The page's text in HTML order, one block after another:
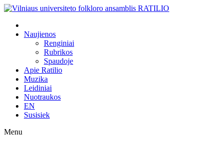
Naujienos
Renginiai
Rubrikos
Spaudoje
Apie Ratilio
Muzika
Leidiniai
Nuotraukos
EN
Susisiek
Menu